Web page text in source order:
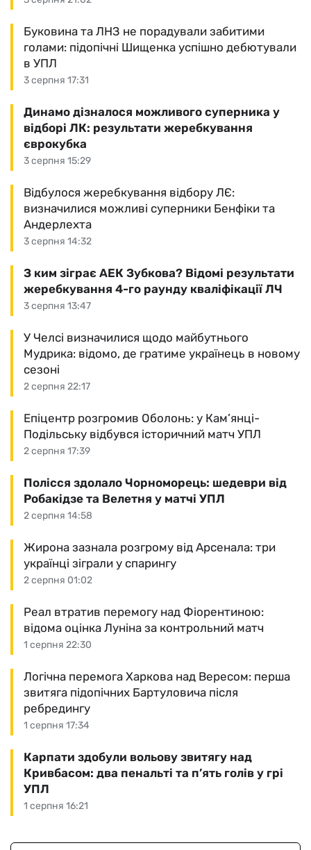
3 серпня 17:31
Буковина та ЛНЗ не порадували забитими
голами: підопічні Шищенка успішно дебютували
в УПЛ
3 серпня 15:29
Динамо дізналося можливого суперника у
відборі ЛК: результати жеребкування
єврокубка
3 серпня 14:32
Відбулося жеребкування відбору ЛЄ:
визначилися можливі суперники Бенфіки та
Андерлехта
3 серпня 13:47
З ким зіграє АЕК Зубкова? Відомі результати
жеребкування 4-го раунду кваліфікації ЛЧ
2 серпня 22:17
У Челсі визначилися щодо майбутнього
Мудрика: відомо, де гратиме українець в новому
сезоні
2 серпня 17:39
Епіцентр розгромив Оболонь: у Кам’янці-
Подільську відбувся історичний матч УПЛ
2 серпня 14:58
Полісся здолало Чорноморець: шедеври від
Робакідзе та Велетня у матчі УПЛ
2 серпня 01:02
Жирона зазнала розгрому від Арсенала: три
українці зіграли у спарингу
1 серпня 22:30
Реал втратив перемогу над Фіорентиною:
відома оцінка Луніна за контрольний матч
1 серпня 17:34
Логічна перемога Харкова над Вересом: перша
звитяга підопічних Бартуловича після
ребредингу
1 серпня 16:21
Карпати здобули вольову звитягу над
Кривбасом: два пенальті та п’ять голів у грі
УПЛ